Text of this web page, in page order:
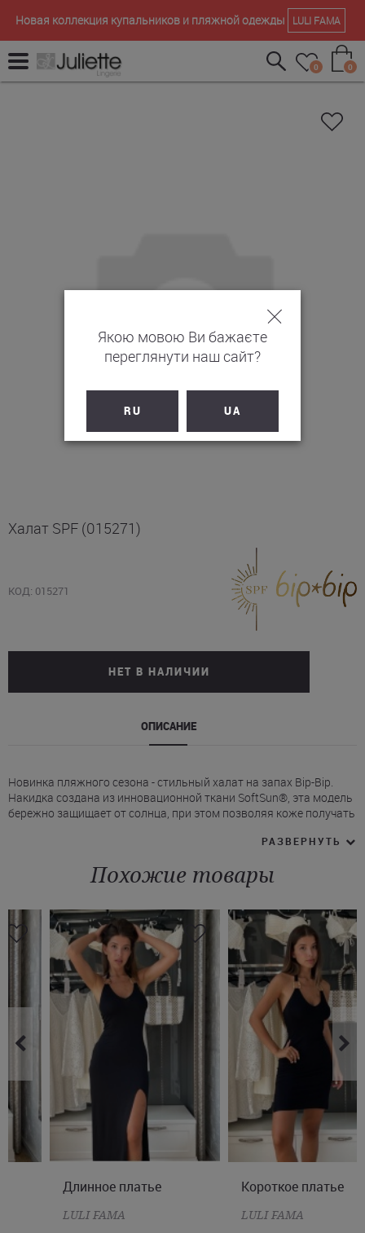
Новая коллекция купальников и пляжной одежды LULI FAMA
0 0
Халат SPF (015271)
КОД: 015271
НЕТ В НАЛИЧИИ
ОПИСАНИЕ
Новинка пляжного сезона - стильный халат на запах Bip-Bip.
Накидка создана из инновационной ткани SoftSun®, эта модель
бережно защищает от солнца, при этом позволяя коже получать
* Дизайн с трендовым черно-белым принтом “змеиная кожа”
Подберите свой идеальный размер и оформите заказ в
интернет-магазине Juliette. У нас вы можете купить халат SPF
Bip-Bip в комплекте с купальником этого же бренда. Есть
доставка по Киеву и в любой другой город Украины.
РАЗВЕРНУТЬ
Похожие товары
XS M L
Длинное платье
LULI FAMA
S M L
Короткое платье
LULI FAMA
Якою мовою Ви бажаєте
переглянути наш сайт?
RU UA